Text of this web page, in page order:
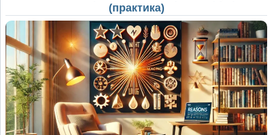
(практика)